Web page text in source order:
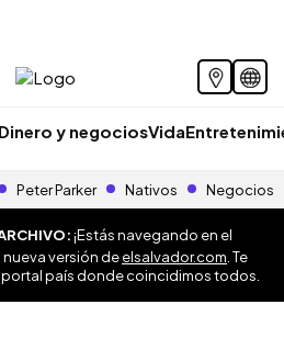
Dinero y negociosVida
Peter Parker Nativos Negocios
¡Estás navegando en el
nueva versión deelsalvador.com . Te
país donde coincidimos todos.